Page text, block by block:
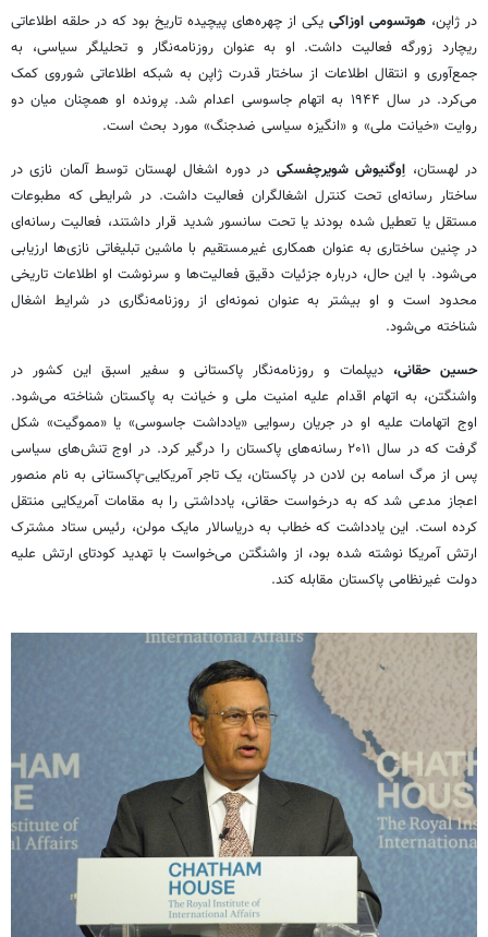
در ژاپن، هوتسومی اوزاکی یکی از چهره‌های پیچیده تاریخ بود که در حلقه اطلاعاتی
ریچارد زورگه فعالیت داشت. او به عنوان روزنامه‌نگار و تحلیلگر سیاسی، به
جمع‌آوری و انتقال اطلاعات از ساختار قدرت ژاپن به شبکه اطلاعاتی شوروی کمک
می‌کرد. در سال ۱۹۴۴ به اتهام جاسوسی اعدام شد. پرونده او همچنان میان دو
روایت «خیانت ملی» و «انگیزه سیاسی ضدجنگ» مورد بحث است.
در لهستان، اِوگنیوش شویرچفسکی در دوره اشغال لهستان توسط آلمان نازی در
ساختار رسانه‌ای تحت کنترل اشغالگران فعالیت داشت. در شرایطی که مطبوعات
مستقل یا تعطیل شده بودند یا تحت سانسور شدید قرار داشتند، فعالیت رسانه‌ای
در چنین ساختاری به عنوان همکاری غیرمستقیم با ماشین تبلیغاتی نازی‌ها ارزیابی
می‌شود. با این حال، درباره جزئیات دقیق فعالیت‌ها و سرنوشت او اطلاعات تاریخی
محدود است و او بیشتر به عنوان نمونه‌ای از روزنامه‌نگاری در شرایط اشغال
شناخته می‌شود.
حسین حقانی، دیپلمات و روزنامه‌نگار پاکستانی و سفیر اسبق این کشور در
واشنگتن، به اتهام اقدام علیه امنیت ملی و خیانت به پاکستان شناخته می‌شود.
اوج اتهامات علیه او در جریان رسوایی «یادداشت جاسوسی» یا «مموگیت» شکل
گرفت که در سال ۲۰۱۱ رسانه‌های پاکستان را درگیر کرد. در اوج تنش‌های سیاسی
پس از مرگ اسامه بن لادن در پاکستان، یک تاجر آمریکایی-پاکستانی به نام منصور
اعجاز مدعی شد که به درخواست حقانی، یادداشتی را به مقامات آمریکایی منتقل
کرده است. این یادداشت که خطاب به دریاسالار مایک مولن، رئیس ستاد مشترک
ارتش آمریکا نوشته شده بود، از واشنگتن می‌خواست با تهدید کودتای ارتش علیه
دولت غیرنظامی پاکستان مقابله کند.